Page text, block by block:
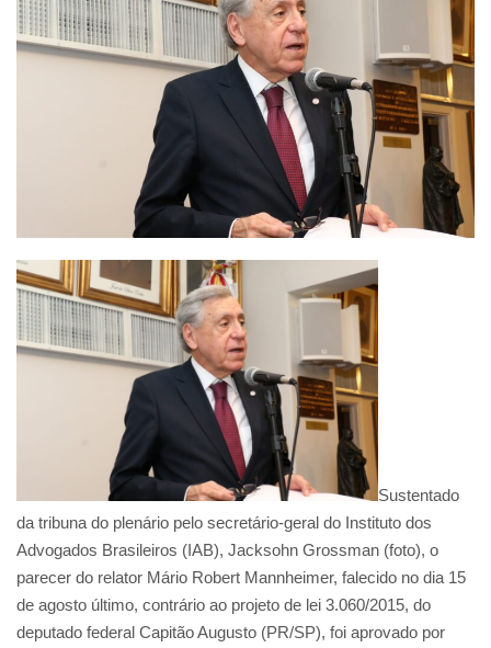
Sustentado
da tribuna do plenário pelo secretário-geral do Instituto dos
Advogados Brasileiros (IAB), Jacksohn Grossman (foto), o
parecer do relator Mário Robert Mannheimer, falecido no dia 15
de agosto último, contrário ao projeto de lei 3.060/2015, do
deputado federal Capitão Augusto (PR/SP), foi aprovado por